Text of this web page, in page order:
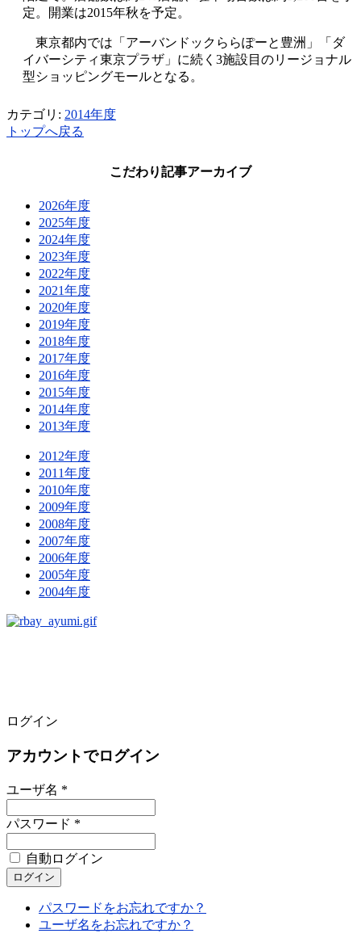
定。開業は2015年秋を予定。
東京都内では「アーバンドックららぽーと豊洲」「ダ
イバーシティ東京プラザ」に続く3施設目のリージョナル
型ショッピングモールとなる。
カテゴリ: 2014年度
トップへ戻る
こだわり記事アーカイブ
2026年度
2025年度
2024年度
2023年度
2022年度
2021年度
2020年度
2019年度
2018年度
2017年度
2016年度
2015年度
2014年度
2013年度
2012年度
2011年度
2010年度
2009年度
2008年度
2007年度
2006年度
2005年度
2004年度
ログイン
アカウントでログイン
ユーザ名 *
パスワード *
自動ログイン
パスワードをお忘れですか？
ユーザ名をお忘れですか？